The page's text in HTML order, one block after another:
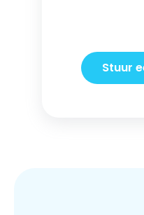
Stuur